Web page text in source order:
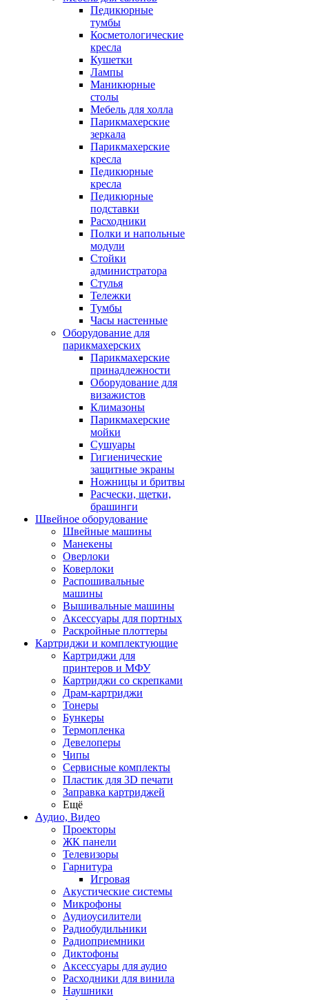
Педикюрные
тумбы
Косметологические
кресла
Кушетки
Лампы
Маникюрные
столы
Мебель для холла
Парикмахерские
зеркала
Парикмахерские
кресла
Педикюрные
кресла
Педикюрные
подставки
Расходники
Полки и напольные
модули
Стойки
администратора
Стулья
Тележки
Тумбы
Часы настенные
Оборудование для
парикмахерских
Парикмахерские
принадлежности
Оборудование для
визажистов
Климазоны
Парикмахерские
мойки
Сушуары
Гигиенические
защитные экраны
Ножницы и бритвы
Расчески, щетки,
брашинги
Швейное оборудование
Швейные машины
Манекены
Оверлоки
Коверлоки
Распошивальные
машины
Вышивальные машины
Аксессуары для портных
Раскройные плоттеры
Картриджи и комплектующие
Картриджи для
принтеров и МФУ
Картриджи со скрепками
Драм-картриджи
Тонеры
Бункеры
Термопленка
Девелоперы
Чипы
Сервисные комплекты
Пластик для 3D печати
Заправка картриджей
Ещё
Аудио, Видео
Проекторы
ЖК панели
Телевизоры
Гарнитура
Игровая
Акустические системы
Микрофоны
Аудиоусилители
Радиобудильники
Радиоприемники
Диктофоны
Аксессуары для аудио
Расходники для винила
Наушники